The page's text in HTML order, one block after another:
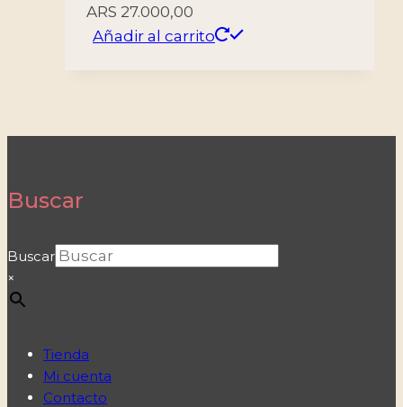
ARS 27.000,00
Añadir al carrito
Buscar
Buscar
×
Tienda
Mi cuenta
Contacto